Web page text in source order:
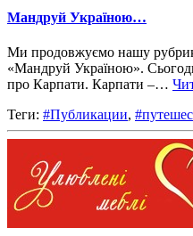
Мандруй Україною…
Ми продовжуємо нашу
«Мандруй Україною».
про Карпати. Карпати –…
Теги: #Публикации,